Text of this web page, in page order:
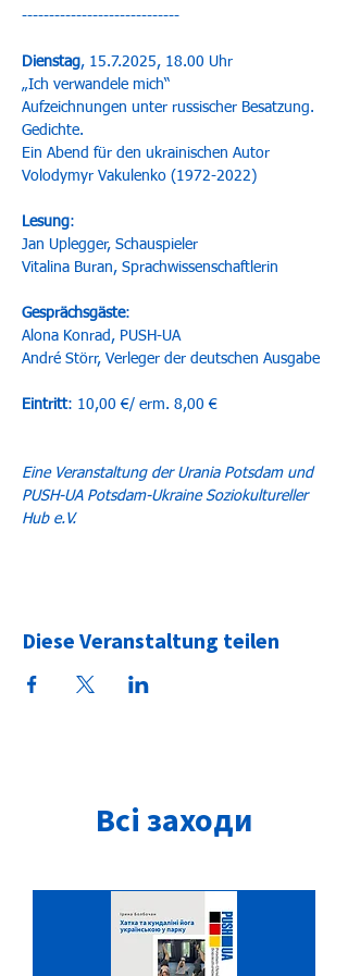
-----------------------------
Dienstag, 15.7.2025, 18.00 Uhr
„Ich verwandele mich“
Aufzeichnungen unter russischer Besatzung.
Gedichte.
Ein Abend für den ukrainischen Autor
Volodymyr Vakulenko (1972-2022)
Lesung:
Jan Uplegger, Schauspieler
Vitalina Buran, Sprachwissenschaftlerin
Gesprächsgäste:
Alona Konrad, PUSH-UA
André Störr, Verleger der deutschen Ausgabe
Eintritt: 10,00 €/ erm. 8,00 €
Eine Veranstaltung der Urania Potsdam und
PUSH-UA Potsdam-Ukraine Soziokultureller
Hub e.V.
Diese Veranstaltung teilen
Всі заходи